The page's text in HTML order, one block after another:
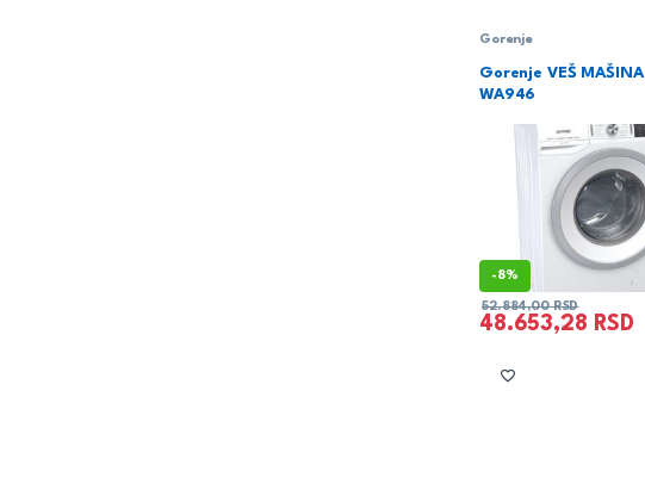
Gorenje
Gorenje VEŠ MAŠINA
WA946
-8%
48.653,28 RSD
52.884,00RSD